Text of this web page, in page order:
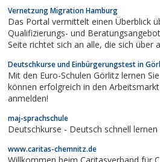
Vernetzung Migration Hamburg
Das Portal vermittelt einen Überblick
Qualifizierungs- und
Seite richtet sich an alle, die sich über aktuelle Angebote der
Beratung und Vermittlung für Migrant/
Hamburg informieren möchten.
Deutschkurse und Einbürgerungstest in
Mit den Euro-Schulen Görlitz lernen
können erfolgreich in den
anmelden!
maj-sprachschule
Deutschkurse - Deutsch schnell lernen
www.caritas-chemnitz.de